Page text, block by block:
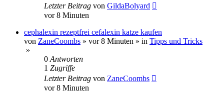
Letzter Beitrag von GildaBolyard
vor 8 Minuten
cephalexin rezeptfrei cefalexin katze kaufen
von ZaneCoombs » vor 8 Minuten » in Tipps und Tricks
»
0 Antworten
1 Zugriffe
Letzter Beitrag von ZaneCoombs
vor 8 Minuten